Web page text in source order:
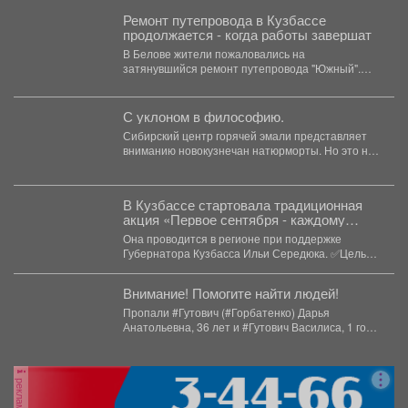
Ремонт путепровода в Кузбассе
продолжается - когда работы завершат
В Белове жители пожаловались на
затянувшийся ремонт путепровода "Южный".
работ....
С уклоном в философию.
Сибирский центр горячей эмали представляет
вниманию новокузнечан натюрморты. Но это не
В Кузбассе стартовала традиционная
акция «Первое сентября - каждому
школьнику».
Она проводится в регионе при поддержке
Губернатора Кузбасса Ильи Середюка. ✅Цель
Внимание! Помогите найти людей!
Пропали #Гутович (#Горбатенко) Дарья
Анатольевна, 36 лет и #Гутович Василиса, 1 год,
реклама